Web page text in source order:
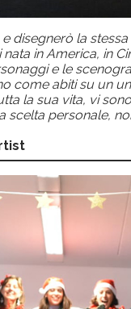
disegnerò la
in America, in
e le
come abiti su un
la sua vita, vi
personale,